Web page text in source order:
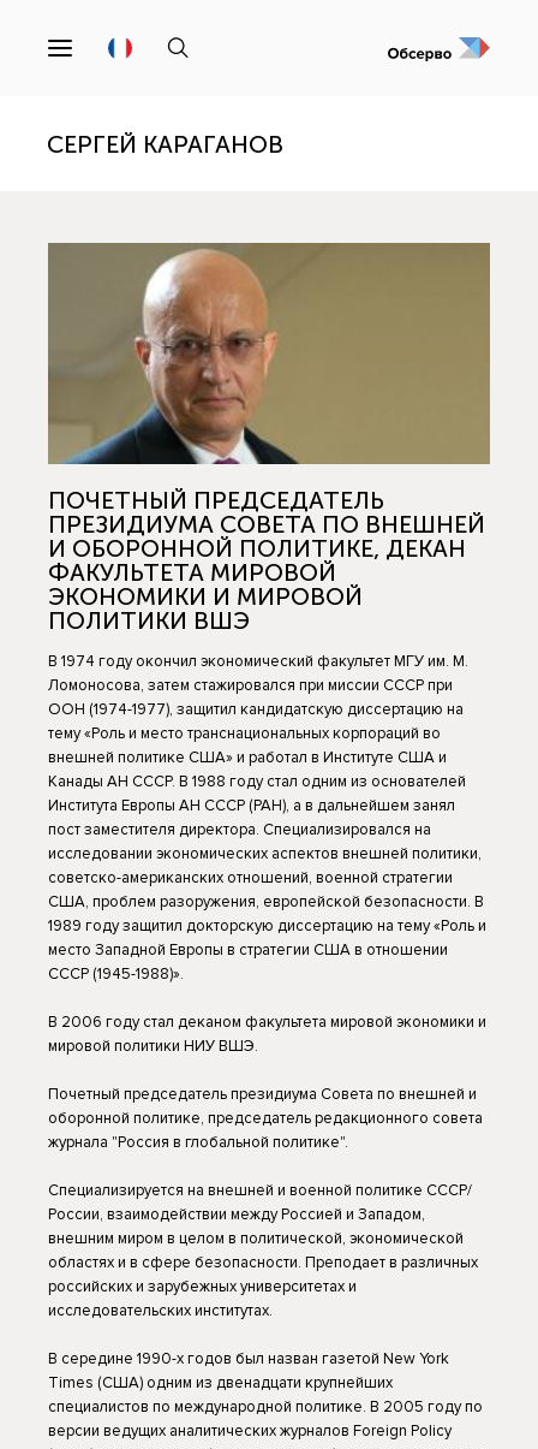
СЕРГЕЙ КАРАГАНОВ
ПОЧЕТНЫЙ ПРЕДСЕДАТЕЛЬ
ПРЕЗИДИУМА СОВЕТА ПО ВНЕШНЕЙ
И ОБОРОННОЙ ПОЛИТИКЕ, ДЕКАН
ФАКУЛЬТЕТА МИРОВОЙ
ЭКОНОМИКИ И МИРОВОЙ
ПОЛИТИКИ ВШЭ
В 1974 году окончил экономический факультет МГУ им. М.
Ломоносова, затем стажировался при миссии СССР при
ООН (1974-1977), защитил кандидатскую диссертацию на
тему «Роль и место транснациональных корпораций во
внешней политике США» и работал в Институте США и
Канады АН СССР. В 1988 году стал одним из основателей
Института Европы АН СССР (РАН), а в дальнейшем занял
пост заместителя директора. Специализировался на
исследовании экономических аспектов внешней политики,
советско-американских отношений, военной стратегии
США, проблем разоружения, европейской безопасности. В
1989 году защитил докторскую диссертацию на тему «Роль и
место Западной Европы в стратегии США в отношении
СССР (1945-1988)».
В 2006 году стал деканом факультета мировой экономики и
мировой политики НИУ ВШЭ.
Почетный председатель президиума Совета по внешней и
оборонной политике, председатель редакционного совета
журнала "Россия в глобальной политике".
Специализируется на внешней и военной политике СССР/
России, взаимодействии между Россией и Западом,
внешним миром в целом в политической, экономической
областях и в сфере безопасности. Преподает в различных
российских и зарубежных университетах и
исследовательских институтах.
В середине 1990-х годов был назван газетой New York
Times (США) одним из двенадцати крупнейших
специалистов по международной политике. В 2005 году по
версии ведущих аналитических журналов Foreign Policy